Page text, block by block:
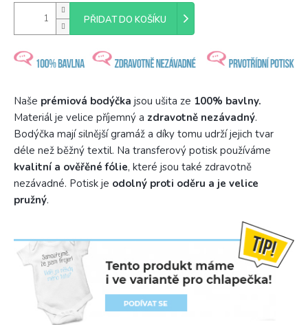
PŘIDAT DO KOŠÍKU
Naše prémiová bodýčka jsou ušita ze 100% bavlny.
Materiál je velice příjemný a zdravotně nezávadný.
Bodýčka mají silnější gramáž a díky tomu udrží jejich tvar
déle než běžný textil. Na transferový potisk používáme
kvalitní a ověřěné fólie, které jsou také zdravotně
nezávadné. Potisk je odolný proti oděru a je velice
pružný.